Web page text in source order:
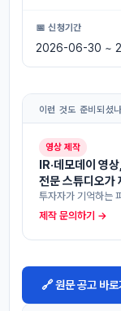
📅 신청기간
2026-06-30 ~
이런 것도 준비되셨
영상 제작
IR·데모데이 영상,
전문 스튜디오가
투자자가 기억하는
제작 문의하기 →
🔗 원문 공고 바로